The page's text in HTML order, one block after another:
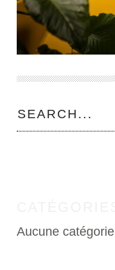
Aucune catégorie